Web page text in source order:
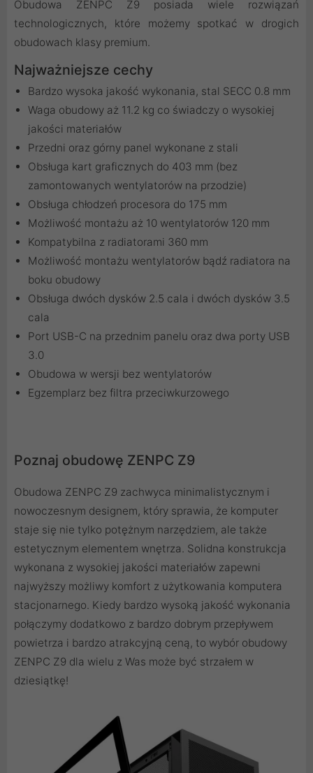
Obudowa ZENPC Z9 posiada wiele rozwiązań
technologicznych, które możemy spotkać w drogich
obudowach klasy premium.
Najważniejsze cechy
Bardzo wysoka jakość wykonania, stal SECC 0.8 mm
Waga obudowy aż 11.2 kg co świadczy o wysokiej
jakości materiałów
Przedni oraz górny panel wykonane z stali
Obsługa kart graficznych do 403 mm (bez
zamontowanych wentylatorów na przodzie)
Obsługa chłodzeń procesora do 175 mm
Możliwość montażu aż 10 wentylatorów 120 mm
Kompatybilna z radiatorami 360 mm
Możliwość montażu wentylatorów bądź radiatora na
boku obudowy
Obsługa dwóch dysków 2.5 cala i dwóch dysków 3.5
cala
Port USB-C na przednim panelu oraz dwa porty USB
3.0
Obudowa w wersji bez wentylatorów
Egzemplarz bez filtra przeciwkurzowego
Poznaj obudowę ZENPC Z9
Obudowa ZENPC Z9 zachwyca minimalistycznym i
nowoczesnym designem, który sprawia, że komputer
staje się nie tylko potężnym narzędziem, ale także
estetycznym elementem wnętrza. Solidna konstrukcja
wykonana z wysokiej jakości materiałów zapewni
najwyższy możliwy komfort z użytkowania komputera
stacjonarnego. Kiedy bardzo wysoką jakość wykonania
połączymy dodatkowo z bardzo dobrym przepływem
powietrza i bardzo atrakcyjną ceną, to wybór obudowy
ZENPC Z9 dla wielu z Was może być strzałem w
dziesiątkę!